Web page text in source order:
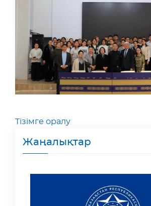
Жаңалықтар
Тізімге оралу